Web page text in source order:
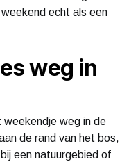
echt als een
weg in
weekendje weg in de
de rand van het bos,
een natuurgebied of